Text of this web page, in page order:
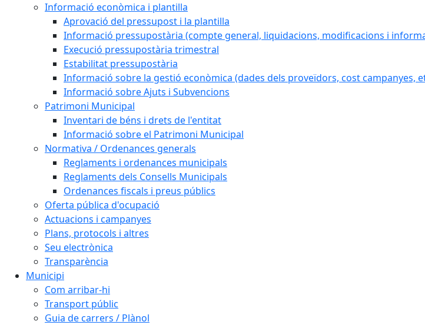
Informació econòmica i plantilla
Aprovació del pressupost i la plantilla
Informació pressupostària (compte general, liquidacions, modificacions i
Execució pressupostària trimestral
Estabilitat pressupostària
Informació sobre la gestió econòmica (dades dels proveïdors, cost campanyes,
Informació sobre Ajuts i Subvencions
Patrimoni Municipal
Inventari de béns i drets de l'entitat
Informació sobre el Patrimoni Municipal
Normativa / Ordenances generals
Reglaments i ordenances municipals
Reglaments dels Consells Municipals
Ordenances fiscals i preus públics
Oferta pública d'ocupació
Actuacions i campanyes
Plans, protocols i altres
Seu electrònica
Transparència
Municipi
Com arribar-hi
Transport públic
Guia de carrers / Plànol